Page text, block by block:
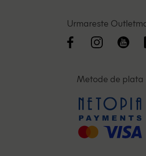
Urmareste
Metode de plata